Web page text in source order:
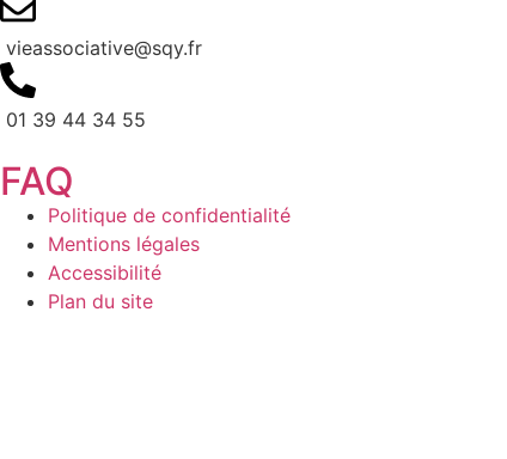
vieassociative@sqy.fr
01 39 44 34 55
FAQ
Politique de confidentialité
Mentions légales
Accessibilité
Plan du site